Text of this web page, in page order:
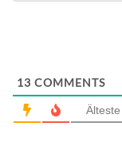
13 COMMENTS
Älteste